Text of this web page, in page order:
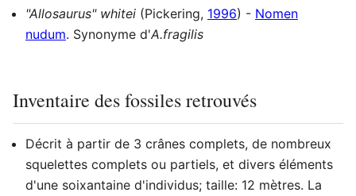
"Allosaurus" whitei (Pickering, 1996) - Nomen
nudum. Synonyme d'A.fragilis
Inventaire des fossiles retrouvés
Décrit à partir de 3 crânes complets, de nombreux
squelettes complets ou partiels, et divers éléments
d'une soixantaine d'individus; taille: 12 mètres. La